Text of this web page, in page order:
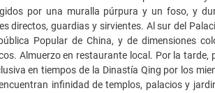
por una muralla púrpura y un foso, y
directos, guardias y sirvientes. Al sur del
Popular de China, y de dimensiones
Almuerzo en restaurante local. Por la
en tiempos de la Dinastía Qing por los
infinidad de templos, palacios y